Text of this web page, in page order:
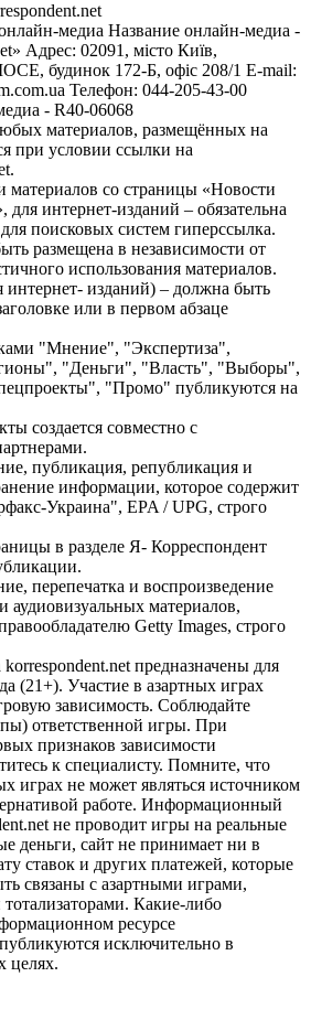
медиа Название онлайн-медиа -
Адрес: 02091, місто Київ,
будинок 172-Б, офіс 208/1 E-mail:
Телефон: 044-205-43-00
- R40-06068
материалов, размещённых на
при условии ссылки на
материалов со страницы «Новости
интернет-изданий – обязательна
поисковых систем гиперссылка.
размещена в независимости от
использования материалов.
интернет- изданий) – должна быть
или в первом абзаце
"Мнение", "Экспертиза",
"Деньги", "Власть", "Выборы",
"Промо" публикуются на
создается совместно с
публикация, републикация и
информации, которое содержит
Украина", EPA / UPG, строго
в разделе Я- Корреспондент
перепечатка и воспроизведение
аудиовизуальных материалов,
Getty Images, строго
предназначены для
(21+). Участие в азартных играх
зависимость. Соблюдайте
ответственной игры. При
признаков зависимости
к специалисту. Помните, что
играх не может являться источником
работе. Информационный
не проводит игры на реальные
деньги, сайт не принимает ни в
ставок и других платежей, которые
связаны с азартными играми,
Какие-либо
ресурсе
исключительно в
целях.